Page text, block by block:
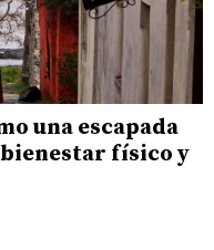
una escapada
físico y